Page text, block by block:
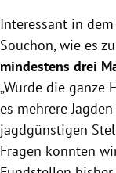
Interessant in
Souchon, wie es
mindestens drei
„Wurde die ganze
es mehrere
jagdgünstigen
Fragen konnten